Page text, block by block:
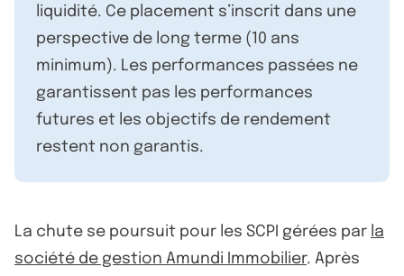
liquidité. Ce placement s’inscrit dans une
perspective de long terme (10 ans
minimum). Les performances passées ne
garantissent pas les performances
futures et les objectifs de rendement
restent non garantis.
La chute se poursuit pour les SCPI gérées par la
société de gestion Amundi Immobilier. Après